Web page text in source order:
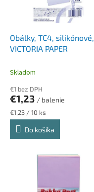
Obálky, TC4, silikónové,
VICTORIA PAPER
Skladom
€1 bez DPH
€1,23 / balenie
Jednotková
cena:
€1,23 / 10 ks
Do košíka